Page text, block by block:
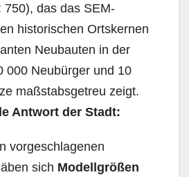
750), das das SEM-
historischen Ortskernen
Neubauten in der
000 Neubürger und 10
maßstabsgetreu zeigt.
Antwort der Stadt:
vorgeschlagenen
sich Modellgrößen